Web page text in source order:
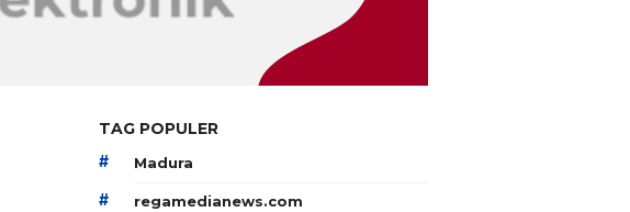
TAG POPULER
# Madura
# regamedianews.com